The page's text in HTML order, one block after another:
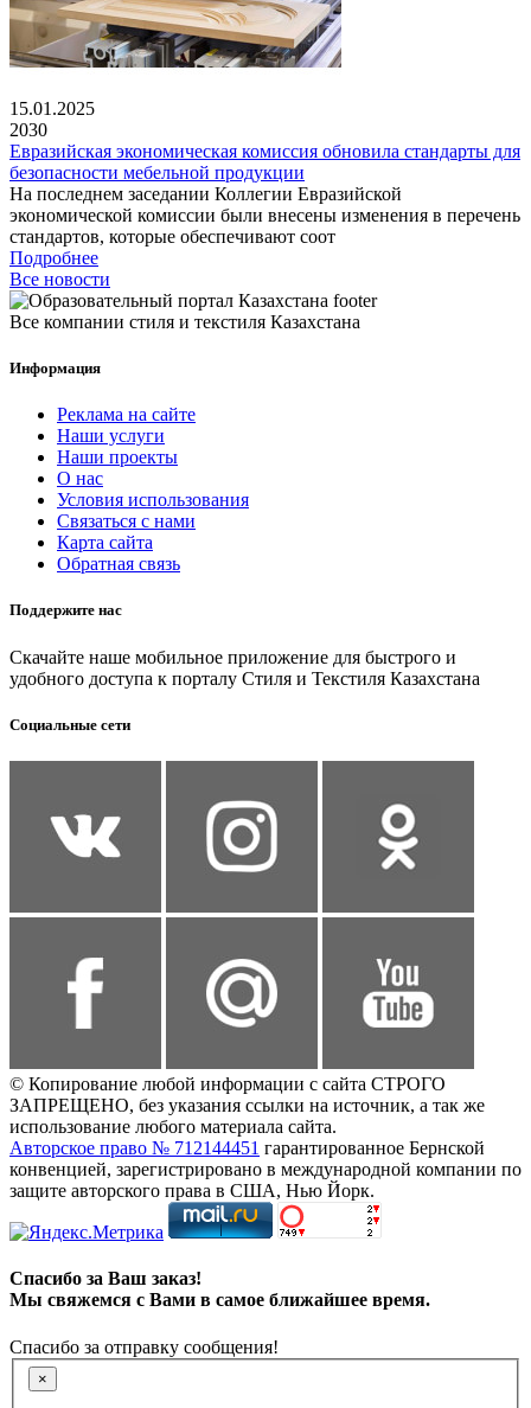
15.01.2025
2030
Евразийская экономическая комиссия обновила стандарты для
безопасности мебельной продукции
На последнем заседании Коллегии Евразийской
экономической комиссии были внесены изменения в перечень
стандартов, которые обеспечивают соот
Подробнее
Все новости
Все компании стиля и текстиля Казахстана
Информация
Реклама на сайте
Наши услуги
Наши проекты
О нас
Условия использования
Связаться с нами
Карта сайта
Обратная связь
Поддержите нас
Скачайте наше мобильное приложение для быстрого и
удобного доступа к порталу Стиля и Текстиля Казахстана
Социальные сети
© Копирование любой информации с сайта СТРОГО
ЗАПРЕЩЕНО, без указания ссылки на источник, а так же
использование любого материала сайта.
Авторское право № 712144451 гарантированное Бернской
конвенцией, зарегистрировано в международной компании по
защите авторского права в США, Нью Йорк.
Спасибо за Ваш заказ!
Мы свяжемся с Вами в самое ближайшее время.
Спасибо за отправку сообщения!
×